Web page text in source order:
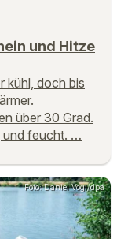
und Hitze
kühl, doch bis
über 30 Grad.
und feucht. …
Foto: Daniel Vogl/dpa